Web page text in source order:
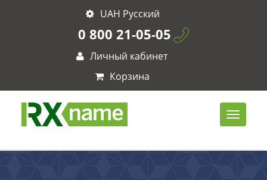
UAH Русский
0 800 21-05-05
Личный кабинет
Корзина